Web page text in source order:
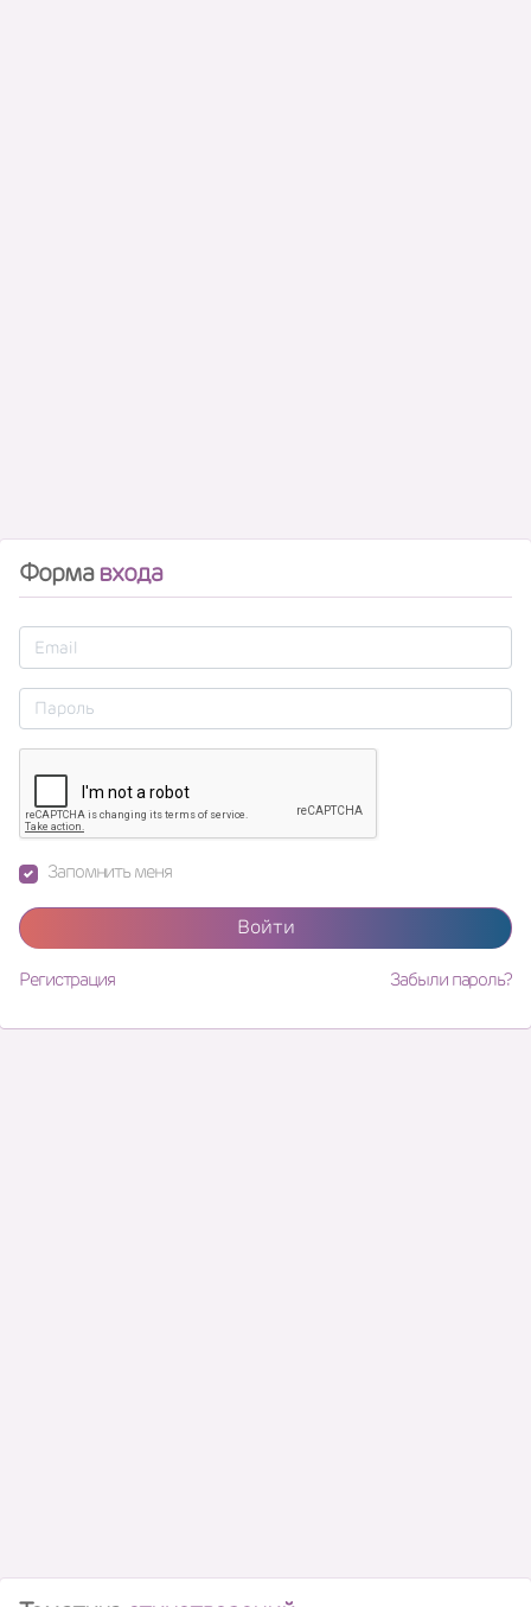
Формавхода
Запомнить меня
Войти
Регистрация Забыли пароль?